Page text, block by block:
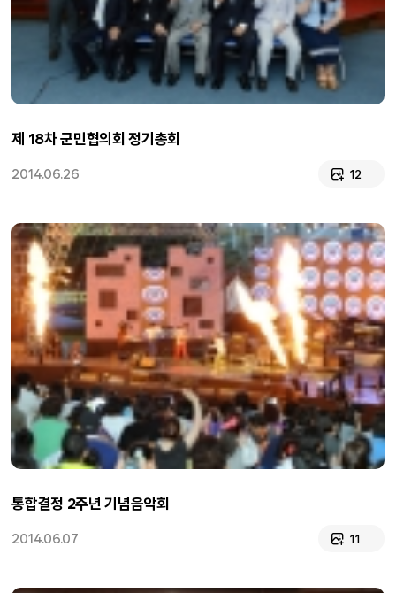
제 18차 군민협의회 정기총회
2014.06.26 12
통합결정 2주년 기념음악회
2014.06.07 11